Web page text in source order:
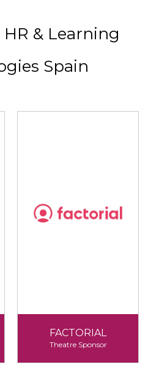
& Learning
Spain
FACTORIAL
Theatre Sponsor